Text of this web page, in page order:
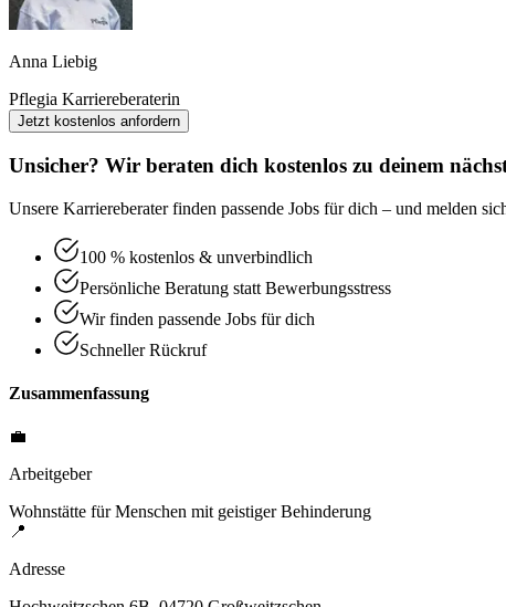
Anna Liebig
Pflegia Karriereberaterin
Jetzt kostenlos anfordern
Unsicher? Wir beraten dich kostenlos zu deinem
Unsere Karriereberater finden passende Jobs für dich – und melden
100 % kostenlos & unverbindlich
Persönliche Beratung statt Bewerbungsstress
Wir finden passende Jobs für dich
Schneller Rückruf
Zusammenfassung
💼
Arbeitgeber
Wohnstätte für Menschen mit geistiger Behinderung
📍
Adresse